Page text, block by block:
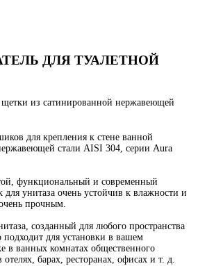
ДЛЯ ТУАЛЕТНОЙ
щетки из сатинированной нержавеющей
для крепления к стене ванной
стали AISI 304, серии Aura
функциональный и современный
унитаза очень устойчив к влажности и
прочным.
созданный для любого пространства
подходит для установки в вашем
в ванных комнатах общественного
барах, ресторанах, офисах и т. д.